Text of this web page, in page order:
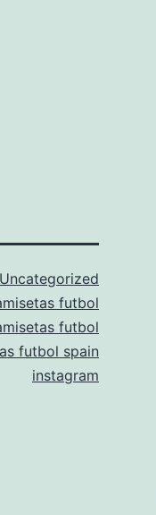
Uncategorized
futbol
futbol
futbol spain
instagram